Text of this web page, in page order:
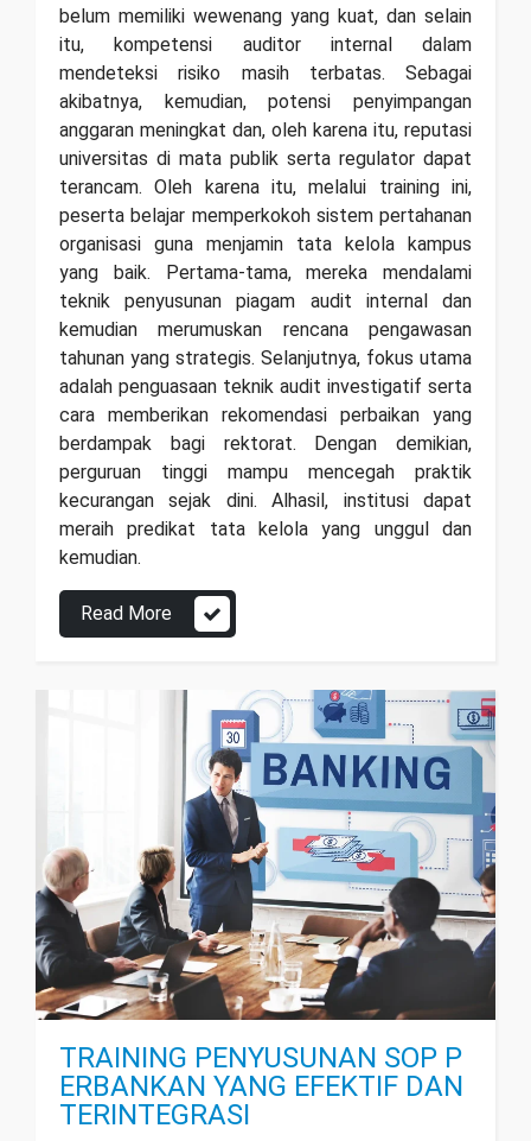
belum memiliki wewenang yang kuat, dan selain
itu, kompetensi auditor internal dalam
mendeteksi risiko masih terbatas. Sebagai
akibatnya, kemudian, potensi penyimpangan
anggaran meningkat dan, oleh karena itu, reputasi
universitas di mata publik serta regulator dapat
terancam. Oleh karena itu, melalui training ini,
peserta belajar memperkokoh sistem pertahanan
organisasi guna menjamin tata kelola kampus
yang baik. Pertama-tama, mereka mendalami
teknik penyusunan piagam audit internal dan
kemudian merumuskan rencana pengawasan
tahunan yang strategis. Selanjutnya, fokus utama
adalah penguasaan teknik audit investigatif serta
cara memberikan rekomendasi perbaikan yang
berdampak bagi rektorat. Dengan demikian,
perguruan tinggi mampu mencegah praktik
kecurangan sejak dini. Alhasil, institusi dapat
meraih predikat tata kelola yang unggul dan
kemudian.
Read More
TRAINING PENYUSUNAN SOP P
ERBANKAN YANG EFEKTIF DAN
TERINTEGRASI